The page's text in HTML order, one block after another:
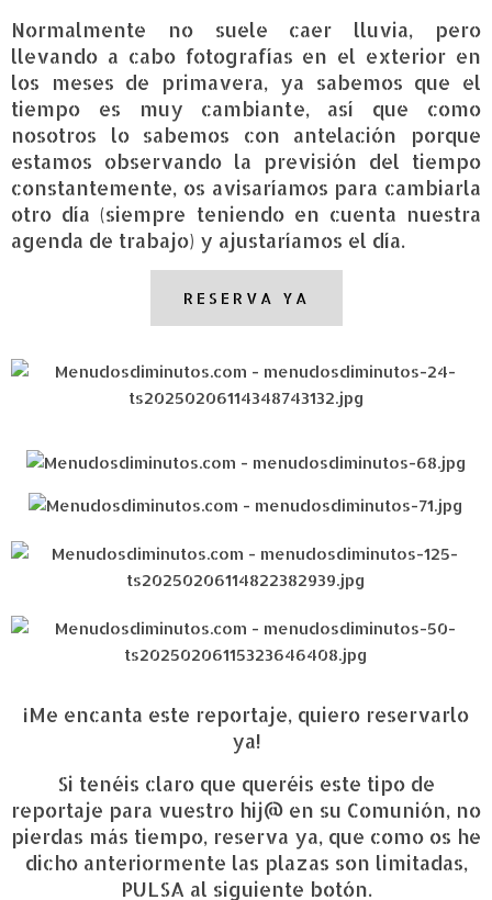
Normalmente no suele caer lluvia, pero
llevando a cabo fotografías en el exterior en
los meses de primavera, ya sabemos que el
tiempo es muy cambiante, así que como
nosotros lo sabemos con antelación porque
estamos observando la previsión del tiempo
constantemente, os avisaríamos para cambiarla
otro día (siempre teniendo en cuenta nuestra
agenda de trabajo) y ajustaríamos el día.
RESERVA YA
¡Me encanta este reportaje, quiero reservarlo
ya!
Si tenéis claro que queréis este tipo de
reportaje para vuestro hij@ en su Comunión, no
pierdas más tiempo, reserva ya, que como os he
dicho anteriormente las plazas son limitadas,
PULSA al siguiente botón.